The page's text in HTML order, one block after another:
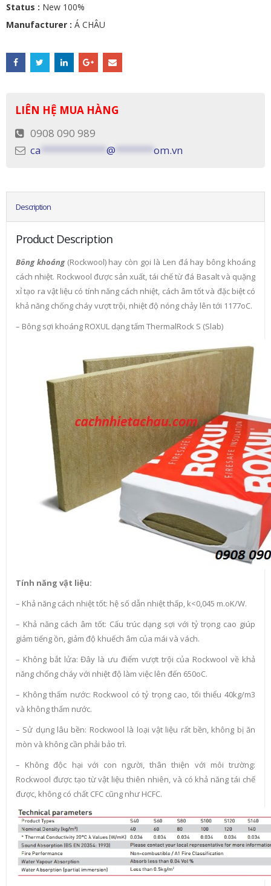
Status : New 100%
Manufacturer : Á CHÂU
LIÊN HỆ MUA HÀNG
0908 090 989
ca
@ om.vn
Description
Product Description
Bông khoáng(Rockwool) hay còn gọi là Len đá hay bông khoáng
cách nhiệt. Rockwool được sản xuất, tái chế từ đá Basalt và quặng
xỉ tạo ra vật liệu có tính năng cách nhiệt, cách âm tốt và đặc biệt có
khả năng chống cháy vượt trội, nhiệt độ nóng chảy lên tới 1177oC.
– Bông sợi khoáng ROXUL dạng tấm ThermalRock S (Slab)
Tính năng vật liệu:
– Khả năng cách nhiệt tốt: hệ số dẫn nhiệt thấp, k<0,045 m.oK/W.
– Khả năng cách âm tốt: Cấu trúc dạng sợi với tỷ trọng cao giúp
giảm tiếng ồn, giảm độ khuếch âm của mái và vách.
– Không bắt lửa: Đây là ưu điểm vượt trội của Rockwool về khả
năng chống cháy với nhiệt độ làm việc lên đến 650oC.
– Không thấm nước: Rockwool có tỷ trọng cao, tối thiểu 40kg/m3
và không thấm nước.
– Sử dụng lâu bền: Rockwool là loại vật liệu rất bền, không bị ăn
mòn và không cần phải bảo trì.
– Không độc hại với con người, thân thiện với môi trường:
Rockwool được tạo từ vật liệu thiên nhiên, và có khả năng tái chế
được, không có chất CFC cũng như HCFC.